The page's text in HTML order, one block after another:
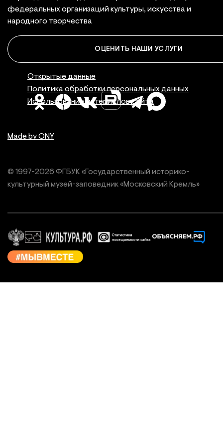
федеральных организаций культуры, искусства и
народного творчества
ОЦЕНИТЬ НАШИ УСЛУГИ
Made by ONY
© 1997-2026 ФГБУК «Государственный историко-
культурный музей-заповедник «Московский Кремль»
Правовая
Открытые данные
Политика обработки персональных данных
Использование материалов сайта